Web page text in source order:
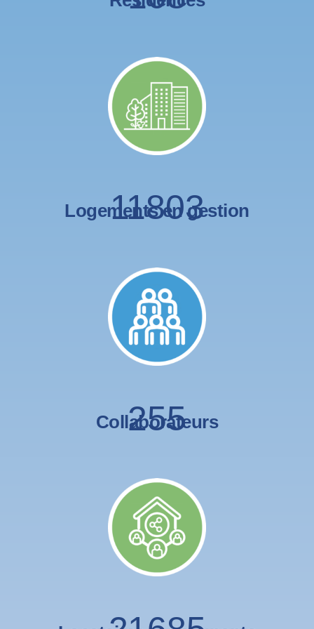
11803
Logements en gestion
255
Collaborateurs